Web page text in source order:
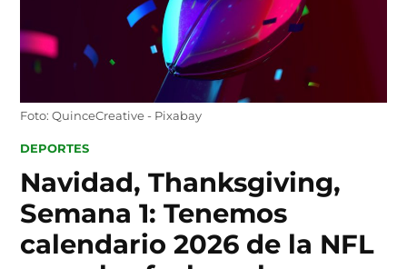
Foto: QuinceCreative - Pixabay
POSTED
DEPORTES
Navidad, Thanksgiving,
Semana 1: Tenemos
calendario 2026 de la NFL